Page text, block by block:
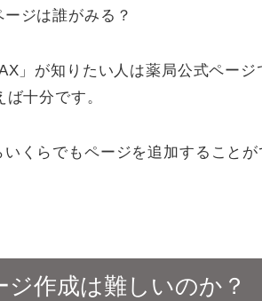
ジは誰がみる？
」が知りたい人は薬局公式ペー
十分です。
いくらでもページを追加すること
ジ作成は難しいのか？